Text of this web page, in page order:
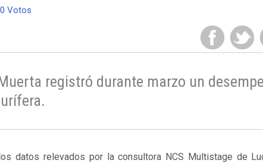
Votos
registró durante marzo un
datos relevados por la consultora NCS Multistage de